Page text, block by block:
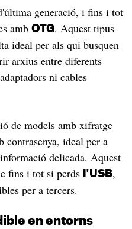
generació, i fins i tot
amb OTG. Aquest tipus
ideal per als qui busquen
arxius entre diferents
ni cables
de models amb xifratge
contrasenya, ideal per a
delicada. Aquest
fins i tot si perds
l'USB,
per a tercers.
en entorns